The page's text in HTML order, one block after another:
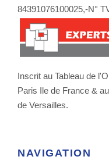
84391076100025,-N°
Inscrit au Tableau de
Paris Ile de France &
de Versailles.
NAVIGATION